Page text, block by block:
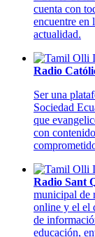
cuenta con
encuentre en
actualidad.
Radio
Ser una
Sociedad
que
con
Radio Sant
municipal de
online y el el
de
educación,